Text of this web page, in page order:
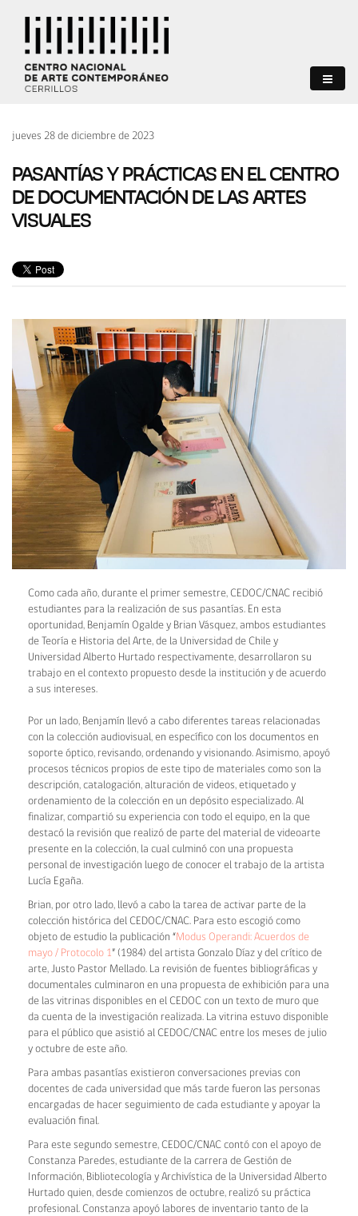
jueves 28 de diciembre de 2023
PASANTÍAS Y PRÁCTICAS EN EL CENTRO
DE DOCUMENTACIÓN DE LAS ARTES
VISUALES
Como cada año, durante el primer semestre, CEDOC/CNAC recibió
estudiantes para la realización de sus pasantías. En esta
oportunidad, Benjamín Ogalde y Brian Vásquez, ambos estudiantes
de Teoría e Historia del Arte, de la Universidad de Chile y
Universidad Alberto Hurtado respectivamente, desarrollaron su
trabajo en el contexto propuesto desde la institución y de acuerdo
a sus intereses.
Por un lado, Benjamín llevó a cabo diferentes tareas relacionadas
con la colección audiovisual, en específico con los documentos en
soporte óptico, revisando, ordenando y visionando. Asimismo, apoyó
procesos técnicos propios de este tipo de materiales como son la
descripción, catalogación, alturación de videos, etiquetado y
ordenamiento de la colección en un depósito especializado. Al
finalizar, compartió su experiencia con todo el equipo, en la que
destacó la revisión que realizó de parte del material de videoarte
presente en la colección, la cual culminó con una propuesta
personal de investigación luego de conocer el trabajo de la artista
Lucía Egaña.
Brian, por otro lado, llevó a cabo la tarea de activar parte de la
colección histórica del CEDOC/CNAC. Para esto escogió como
objeto de estudio la publicación “Modus Operandi: Acuerdos de
mayo / Protocolo 1” (1984) del artista Gonzalo Díaz y del crítico de
arte, Justo Pastor Mellado. La revisión de fuentes bibliográficas y
documentales culminaron en una propuesta de exhibición para una
de las vitrinas disponibles en el CEDOC con un texto de muro que
da cuenta de la investigación realizada. La vitrina estuvo disponible
para el público que asistió al CEDOC/CNAC entre los meses de julio
y octubre de este año.
Para ambas pasantías existieron conversaciones previas con
docentes de cada universidad que más tarde fueron las personas
encargadas de hacer seguimiento de cada estudiante y apoyar la
evaluación final.
Para este segundo semestre, CEDOC/CNAC contó con el apoyo de
Constanza Paredes, estudiante de la carrera de Gestión de
Información, Bibliotecología y Archivística de la Universidad Alberto
Hurtado quien, desde comienzos de octubre, realizó su práctica
profesional. Constanza apoyó labores de inventario tanto de la